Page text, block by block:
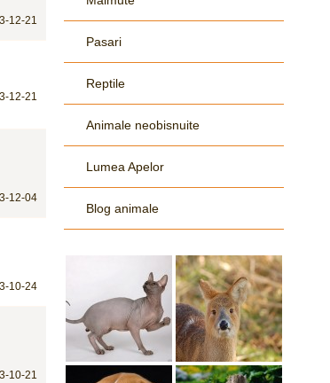
12-21
12-21
12-04
10-24
10-21
Pasari
Reptile
Animale neobisnuite
Lumea Apelor
Blog animale